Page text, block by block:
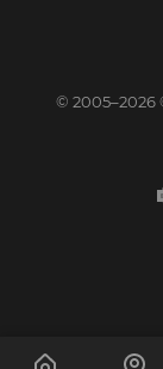
© 2005–2026